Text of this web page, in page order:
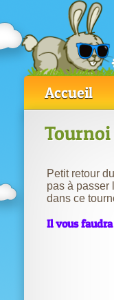
Accueil
Tournoi
Petit retour
pas à passer
dans ce
Il vous